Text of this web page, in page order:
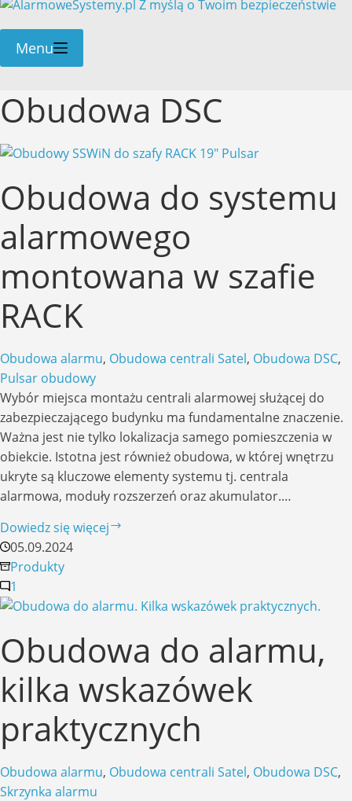
Menu
Obudowa DSC
Obudowa do systemu
alarmowego
montowana w szafie
RACK
Obudowa alarmu, Obudowa centrali Satel, Obudowa DSC,
Pulsar obudowy
Wybór miejsca montażu centrali alarmowej służącej do
zabezpieczającego budynku ma fundamentalne znaczenie.
Ważna jest nie tylko lokalizacja samego pomieszczenia w
obiekcie. Istotna jest również obudowa, w której wnętrzu
ukryte są kluczowe elementy systemu tj. centrala
alarmowa, moduły rozszerzeń oraz akumulator.…
Dowiedz się więcej
montowana
szafie
RACK
05.09.2024
Produkty
1
Obudowa do alarmu,
kilka wskazówek
praktycznych
Obudowa alarmu, Obudowa centrali Satel, Obudowa DSC,
Skrzynka alarmu